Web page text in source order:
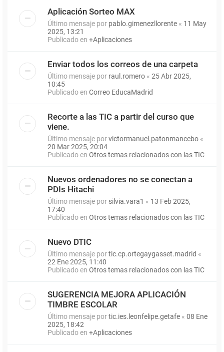
Aplicación Sorteo MAX
Último mensaje por pablo.gimenezllorente « 11 May
2025, 13:21
Publicado en +Aplicaciones
Enviar todos los correos de una carpeta
Último mensaje por raul.romero « 25 Abr 2025,
10:45
Publicado en Correo EducaMadrid
Recorte a las TIC a partir del curso que
viene.
Último mensaje porvictormanuel.patonmancebo «
20 Mar 2025, 20:04
Publicado en Otros temas relacionados con las TIC
Nuevos ordenadores no se conectan a
PDIs Hitachi
Último mensaje por silvia.vara1 « 13 Feb 2025,
17:40
Publicado en Otros temas relacionados con las TIC
Nuevo DTIC
Último mensaje portic.cp.ortegaygasset.madrid «
22 Ene 2025, 11:40
Publicado en Otros temas relacionados con las TIC
SUGERENCIA MEJORA APLICACIÓN
TIMBRE ESCOLAR
Último mensaje portic.ies.leonfelipe.getafe « 08 Ene
2025, 18:42
Publicado en +Aplicaciones